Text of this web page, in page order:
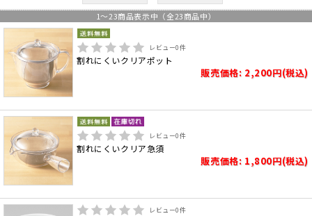
1～23商品表示中（全23商品中）
レビュー0件
割れにくいクリアポット
販売価格: 2,200円(税込)
レビュー0件
割れにくいクリア急須
販売価格: 1,800円(税込)
レビュー0件